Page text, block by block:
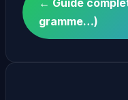
gramme…)